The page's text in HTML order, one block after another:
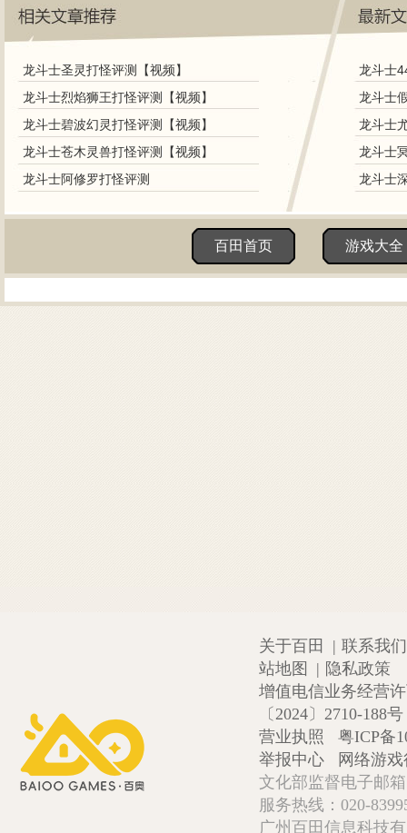
龙斗士圣灵打怪评测【视频】
龙斗士烈焰狮王打怪评测【视频】
龙斗士碧波幻灵打怪评测【视频】
龙斗士苍木灵兽打怪评测【视频】
龙斗士阿修罗打怪评测
龙斗士
龙斗士
龙斗士
龙斗士
龙斗士
百田首页 游戏大全
关于百田 | 联系我们
站地图
| 隐私政策
增值电信业务经营
〔2024〕2710-188号
营业执照
粤ICP备
举报中心
网络游
文化部监督电子邮
服务热线：020-
广州百田信息科技